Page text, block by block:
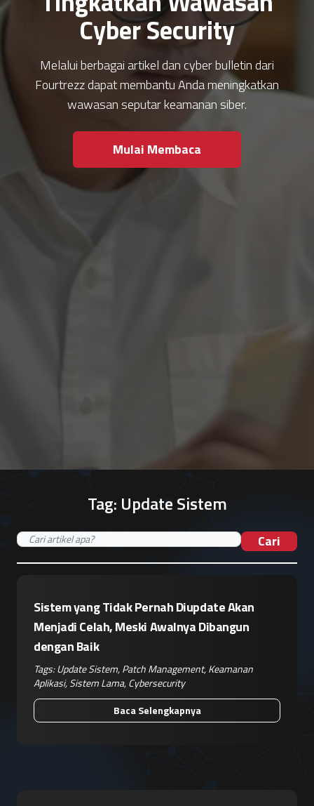
Cyber Security
Melalui berbagai artikel dan cyber bulletin dari
Fourtrezz dapat membantu Anda meningkatkan
wawasan seputar keamanan siber.
Mulai Membaca
Tag: Update Sistem
Cari
Sistem yang Tidak Pernah Diupdate Akan
Menjadi Celah, Meski Awalnya Dibangun
dengan Baik
Tags:Update Sistem,Patch Management,Keamanan
Aplikasi,Sistem Lama,Cybersecurity
Baca Selengkapnya